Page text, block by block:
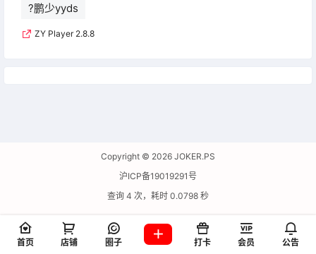
?鹏少yyds
ZY Player 2.8.8
Copyright © 2026 JOKER.PS
沪ICP备19019291号
查询 4 次，耗时 0.0798 秒
首页 店铺 圈子 打卡 会员 公告